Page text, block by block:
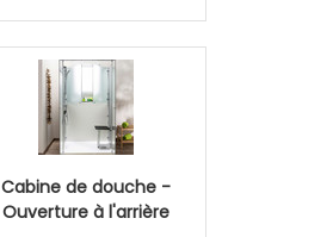
Cabine de douche -
Ouverture à l'arrière